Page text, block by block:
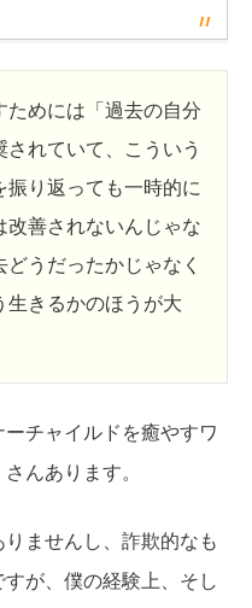
ためには「過去の自分
れていて、こういう
振り返っても一時的に
改善されないんじゃな
うだったかじゃなく
生きるかのほうが大
チャイルドを癒やすワ
んあります。
ませんし、詐欺的なも
が、僕の経験上、そし